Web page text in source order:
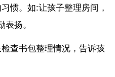
惯。如:让孩子整理房间，
扬。
查书包整理情况，告诉孩